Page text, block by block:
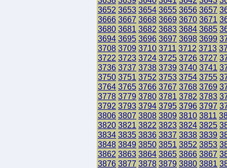
3652 3653 3654 3655 3656 3657
3666 3667 3668 3669 3670 3671
3680 3681 3682 3683 3684 3685
3694 3695 3696 3697 3698 3699
3708 3709 3710 3711 3712 3713
3722 3723 3724 3725 3726 3727
3736 3737 3738 3739 3740 3741
3750 3751 3752 3753 3754 3755
3764 3765 3766 3767 3768 3769
3778 3779 3780 3781 3782 3783
3792 3793 3794 3795 3796 3797
3806 3807 3808 3809 3810 3811
3820 3821 3822 3823 3824 3825
3834 3835 3836 3837 3838 3839
3848 3849 3850 3851 3852 3853
3862 3863 3864 3865 3866 3867
3876 3877 3878 3879 3880 3881